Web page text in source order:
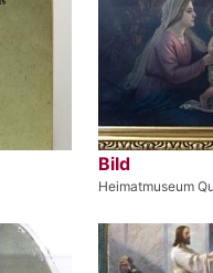
Bild
Heimatmuseum